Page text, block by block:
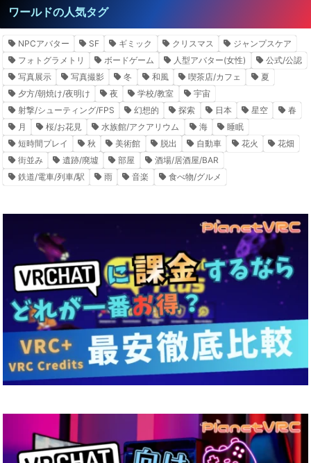
ワールドの人気タグ
NPCアバター SF ギミック クリスマス
ジャンプスケア
フォトグラメトリ
ボードゲーム 人型アバター(女性)
公式/公認
写真展示
写真撮影 冬 和風 喫茶店/カフェ
夏
夕方/朝焼け/夜明け
夜 学校/教室
宇宙
射撃/シューティング/FPS
幻想的 探索 日本 星空
春
月
桜/お花見 水族館/アクアリウム 海
睡眠
短時間プレイ
秋 美術館 脱出 自動車 花火
花畑
街並み
遺跡/廃墟 部屋
酒場/居酒屋/BAR
鉄道/電車/列車/駅
雨 音楽 食べ物/グルメ